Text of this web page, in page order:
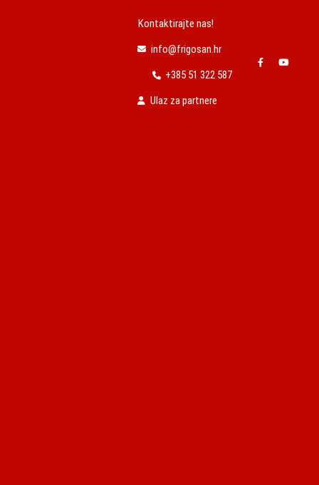
Kontaktirajte nas!
info@frigosan.hr
+385 51 322 587
Ulaz za partnere